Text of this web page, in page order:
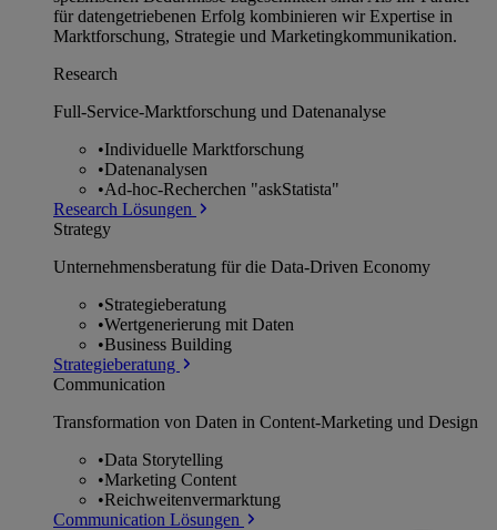
für datengetriebenen Erfolg kombinieren wir Expertise in
Marktforschung, Strategie und Marketingkommunikation.
Research
Full-Service-Marktforschung und Datenanalyse
•Individuelle Marktforschung
•Datenanalysen
•Ad-hoc-Recherchen "askStatista"
Research Lösungen
Strategy
Unternehmens­beratung für die Data-Driven Economy
•Strategieberatung
•Wertgenerierung mit Daten
•Business Building
Strategieberatung
Communication
Transformation von Daten in Content-Marketing und Design
•Data Storytelling
•Marketing Content
•Reichweitenvermarktung
Communication Lösungen